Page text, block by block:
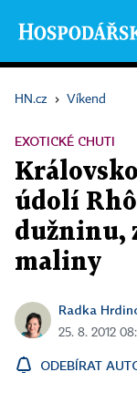
HN.cz › Víkend
EXOTICKÉ CHUTI
údolí
dužninu,
maliny
Radka
25. 8. 2012
ODEBÍRAT